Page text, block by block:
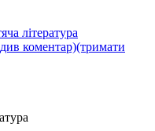
література
коментар)(тримати